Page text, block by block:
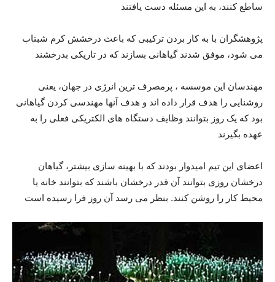
ساطع کنند، به این مسئله دست یافتند
پژوهشگران با به کار بردن ترکیبی که باعث درخشش کرم شبتاب
می شود، موفق شدند گیاهانی بسازند که در تاریکی بدرخشند
مهندسان این موسسه ، پرمصرف ترین انرژی در جهان، یعنی
روشنایی را هدف قرار داده اند و هدف آنها مهندسی کردن گیاهانی
بود که یک روز بتوانند وظایف دستگاه های الکتریکی فعلی را به
عهده بگیرند
اعضای این تیم امیدوار بودند که با بهینه سازی بیشتر، گیاهان
درخشان روزی بتوانند آن قدر درخشان باشند که بتوانند خانه یا
محیط کار را روشن کنند. بنظر می رسد آن روز فرا رسیده است